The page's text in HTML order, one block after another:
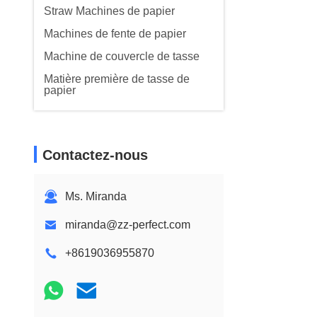
Straw Machines de papier
Machines de fente de papier
Machine de couvercle de tasse
Matière première de tasse de
papier
Contactez-nous
Ms. Miranda
miranda@zz-perfect.com
+8619036955870